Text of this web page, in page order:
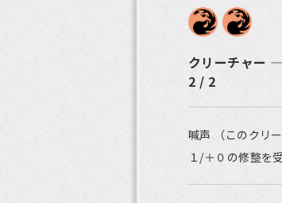
クリーチャー
2 / 2
喊声 （このクリ
１/＋０の修整を